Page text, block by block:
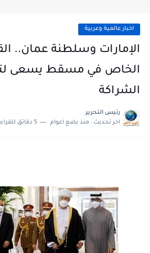
اخبار عالمية وعربية
الإمارات وسلطنة عمان..
الخاص في مسقط يسعى
الشراكة
رئيس التحرير
اخر تحديث : منذ بضع اعوام 5 دقائق للقراءة